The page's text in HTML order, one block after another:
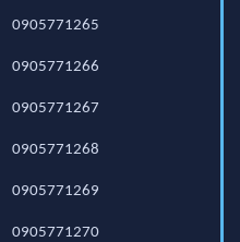
0905771265
0905771266
0905771267
0905771268
0905771269
0905771270